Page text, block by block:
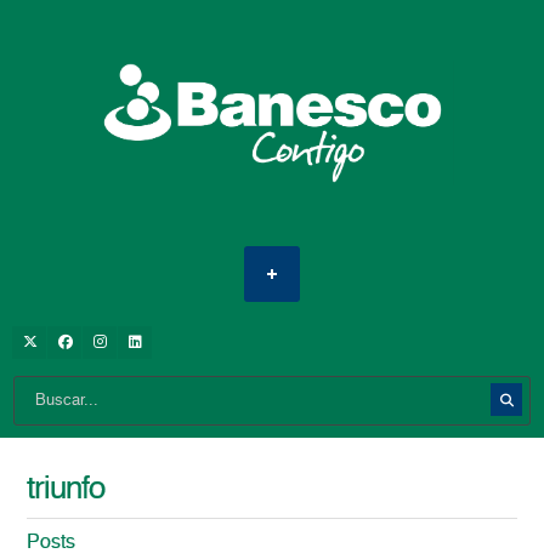
triunfo
Posts